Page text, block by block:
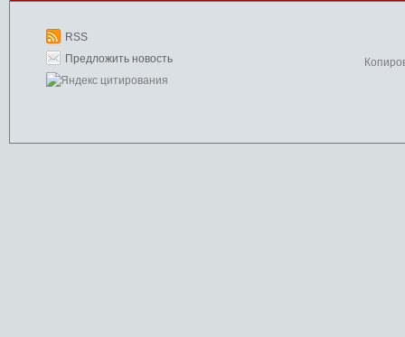
RSS
Предложить новость